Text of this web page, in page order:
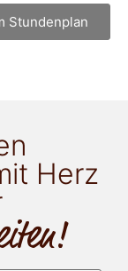
Stundenplan
Herz